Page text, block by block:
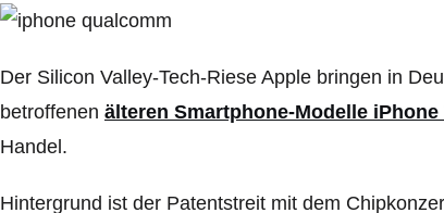
Der Silicon Valley-Tech-Riese Apple bringen in
betroffenen älteren Smartphone-Modelle
Handel.
Hintergrund ist der Patentstreit mit dem